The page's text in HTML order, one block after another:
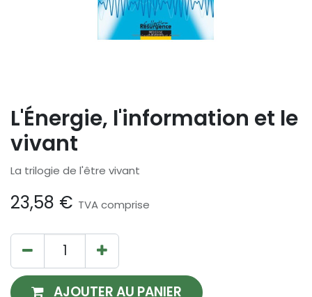
L'Énergie, l'information et le
vivant
La trilogie de l'être vivant
23,58 € TVA comprise
AJOUTER AU PANIER